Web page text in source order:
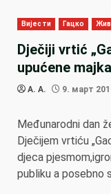
Вијести Гацко
Dječiji vrtić
upućene
A. A. 9. март
Međunarodni dan
Dječijem vrtiću
djeca
publiku a posebno